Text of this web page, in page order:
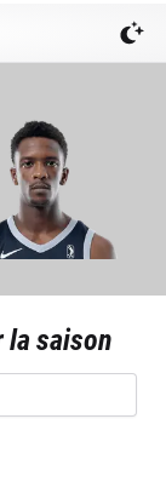
la saison